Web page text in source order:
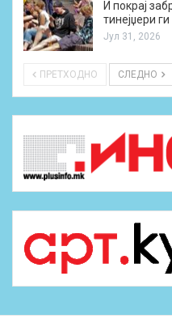
И покрај
тинејџери
Јул 31, 2026
ПРЕТХОДНО СЛЕДНО